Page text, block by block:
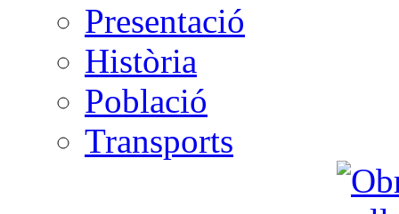
Presentació
Història
Població
Transports